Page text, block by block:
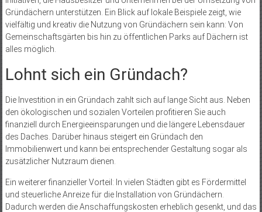
Gründächern unterstützen. Ein Blick auf lokale Beispiele zeigt, wie
vielfältig und kreativ die Nutzung von Gründächern sein kann: Von
Gemeinschaftsgärten bis hin zu öffentlichen Parks auf Dächern ist
alles möglich.
Lohnt sich ein Gründach?
Die Investition in ein Gründach zahlt sich auf lange Sicht aus. Neben
den ökologischen und sozialen Vorteilen profitieren Sie auch
finanziell durch Energieeinsparungen und die längere Lebensdauer
des Daches. Darüber hinaus steigert ein Gründach den
Immobilienwert und kann bei entsprechender Gestaltung sogar als
zusätzlicher Nutzraum dienen.
Ein weiterer finanzieller Vorteil: In vielen Städten gibt es Fördermittel
und steuerliche Anreize für die Installation von Gründächern.
Dadurch werden die Anschaffungskosten erheblich gesenkt, und das